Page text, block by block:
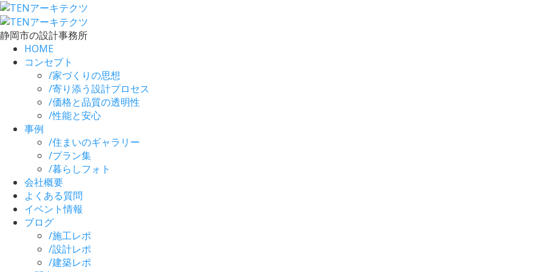
静岡市の設計事務所
HOME
コンセプト
/家づくりの思想
/寄り添う設計プロセス
/価格と品質の透明性
/性能と安心
事例
/住まいのギャラリー
/プラン集
/暮らしフォト
会社概要
よくある質問
イベント情報
ブログ
/施工レポ
/設計レポ
/建築レポ